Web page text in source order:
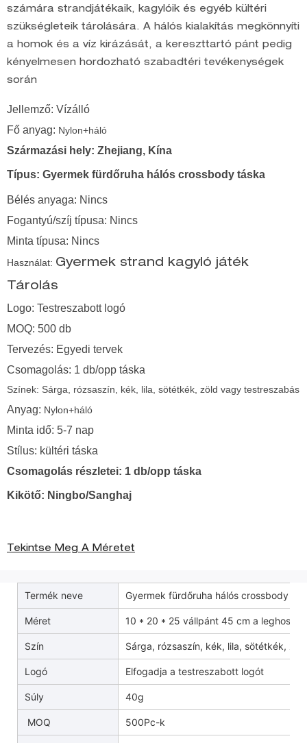
számára strandjátékaik, kagylóik és egyéb kültéri
szükségleteik tárolására. A hálós kialakítás megkönnyíti
a homok és a víz kirázását, a kereszttartó pánt pedig
kényelmesen hordozható szabadtéri tevékenységek
során
Jellemző: Vízálló
Fő anyag: Nylon+háló
Származási hely: Zhejiang, Kína
Típus: Gyermek fürdőruha hálós crossbody táska
Bélés anyaga: Nincs
Fogantyú/szíj típusa: Nincs
Minta típusa: Nincs
Használat: Gyermek strand kagyló játék
Tárolás
Logo: Testreszabott logó
MOQ: 500 db
Tervezés: Egyedi tervek
Csomagolás: 1 db/opp táska
Színek: Sárga, rózsaszín, kék, lila, sötétkék, zöld vagy testreszabás
Anyag: Nylon+háló
Minta idő: 5-7 nap
Stílus: kültéri táska
Csomagolás részletei: 1 db/opp táska
Kikötő: Ningbo/Sanghaj
Tekintse Meg A Méretet
Termék neve Gyermek fürdőruha hálós crossbody
Méret 10 * 20 * 25 vállpánt 45 cm a
Szín Sárga, rózsaszín, kék, lila, sötétkék,
Logó Elfogadja a testreszabott logót
Súly 40g
MOQ 500Pc-k